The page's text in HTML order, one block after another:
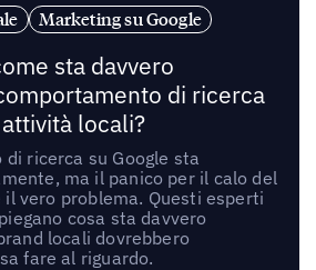
Marketing su Google
sta davvero
di ricerca
locali?
ricerca su Google sta
ma il panico per il calo del
vero problema. Questi esperti
cosa sta davvero
locali dovrebbero
fare al riguardo.